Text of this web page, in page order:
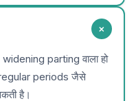
+
parting वाला हो
periods जैसे
है।